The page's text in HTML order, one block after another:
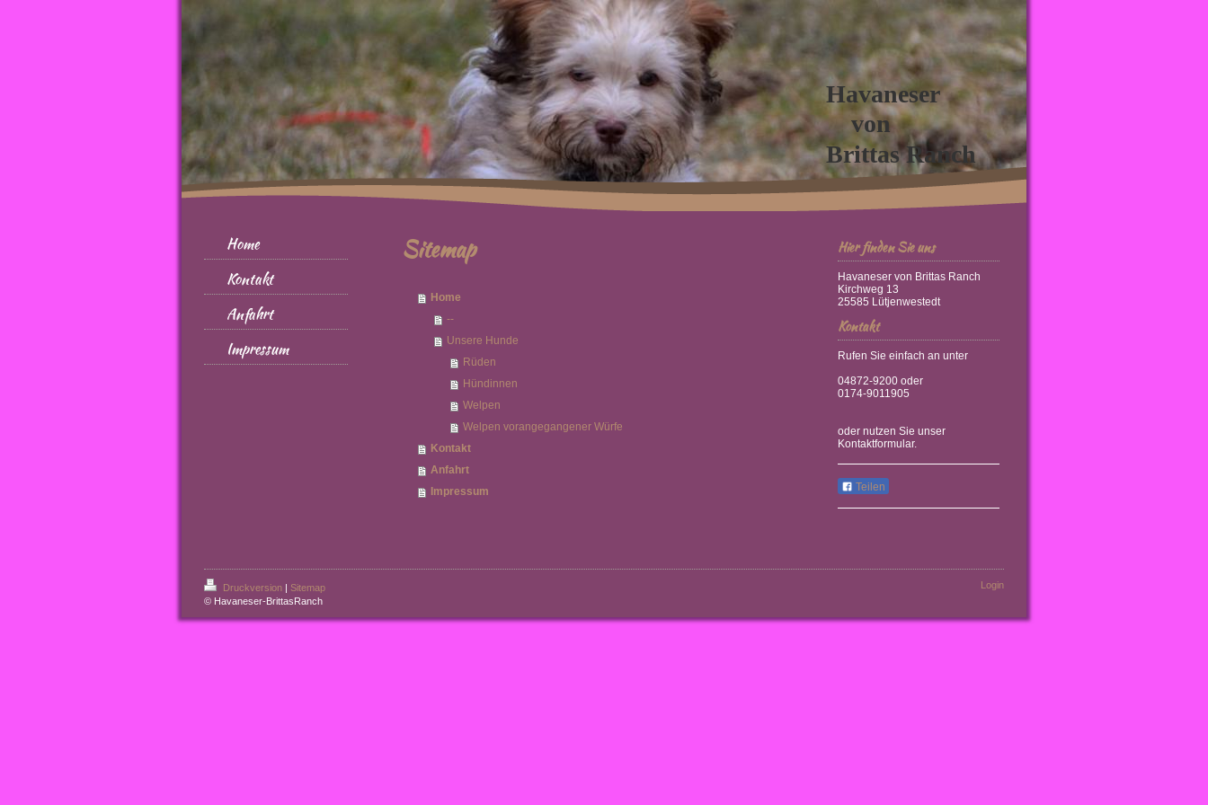
Havaneser
von
Brittas Ranch
Home
Kontakt
Anfahrt
Impressum
Sitemap
Home
--
Unsere Hunde
Rüden
Hündinnen
Welpen
Welpen vorangegangener Würfe
Kontakt
Anfahrt
Impressum
Hier finden Sie uns
Havaneser von Brittas Ranch
Kirchweg 13
25585 Lütjenwestedt
Kontakt
Rufen Sie einfach an unter
04872-9200 oder
0174-9011905
oder nutzen Sie unser
Kontaktformular.
Teilen
Druckversion | Sitemap
© Havaneser-BrittasRanch
Login